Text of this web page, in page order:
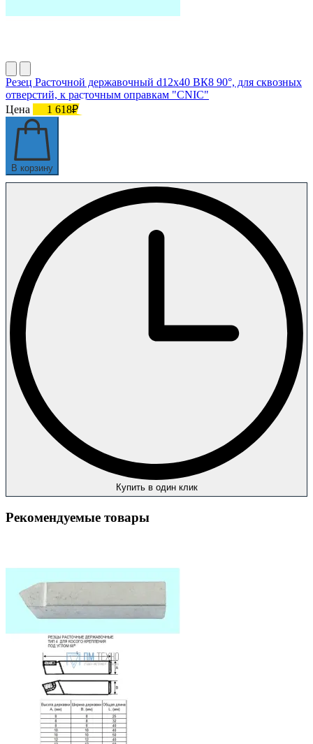
Резец Расточной державочный d12х40 ВК8 90°, для сквозных
отверстий, к расточным оправкам "CNIC"
Цена
1 618₽
В корзину
Купить в один клик
Рекомендуемые товары